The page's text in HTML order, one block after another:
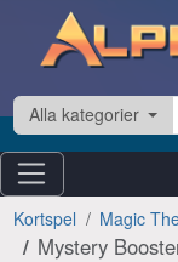
Hoppa till innehåll
Alla kategorier
Kortspel Magic
Mystery